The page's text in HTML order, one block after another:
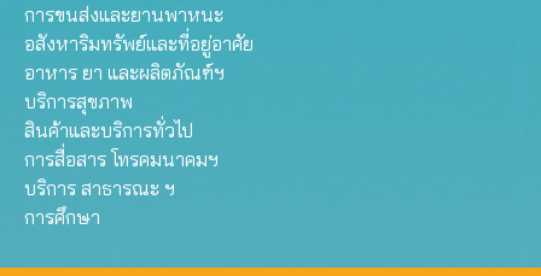
การขนส่งและยานพาหนะ
อสังหาริมทรัพย์และที่อยู่อาศัย
อาหาร ยา และผลิตภัณฑ์ฯ
บริการสุขภาพ
สินค้าและบริการทั่วไป
การสื่อสาร โทรคมนาคมฯ
บริการ สาธารณะ ฯ
การศึกษา